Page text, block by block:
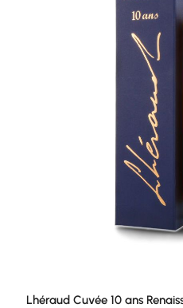
Lhéraud Cuvée 10 ans